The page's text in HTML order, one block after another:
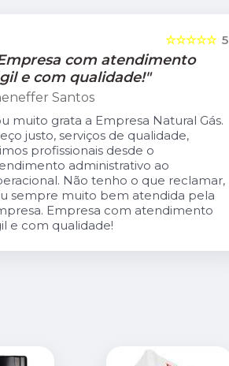
5
☆☆☆☆☆
com atendimento
e com qualidade!"
Santos
muito grata a Empresa Natural Gás.
justo, serviços de qualidade,
profissionais desde o
administrativo ao
Não tenho o que reclamar,
sempre muito bem atendida pela
Empresa com atendimento
e com qualidade!